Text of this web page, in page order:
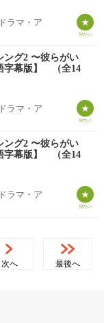
ラマ・ア
ング2 〜彼らがい
字幕版】 （全14
ラマ・ア
ング2 〜彼らがい
字幕版】 （全14
ラマ・ア
次へ 最後へ